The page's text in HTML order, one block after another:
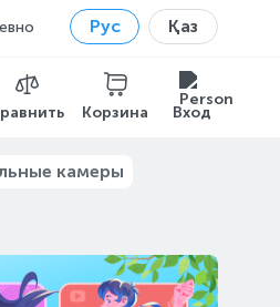
Рус Қаз
Корзина Вход
камеры